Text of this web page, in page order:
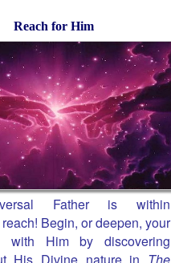
Reach for Him
Father is within
Begin, or deepen, your
with Him by discovering